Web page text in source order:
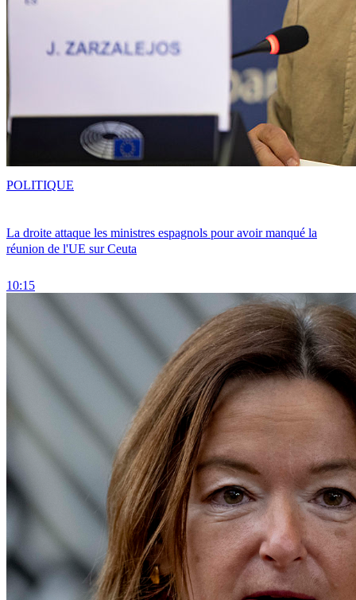
La droite attaque les ministres espagnols pour avoir manqué la
réunion de l'UE sur Ceuta
10:15
POLITIQUE